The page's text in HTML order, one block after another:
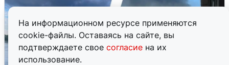
На информационном ресурсе применяются
cookie-файлы. Оставаясь на сайте, вы
подтверждаете свое согласие на их
использование.